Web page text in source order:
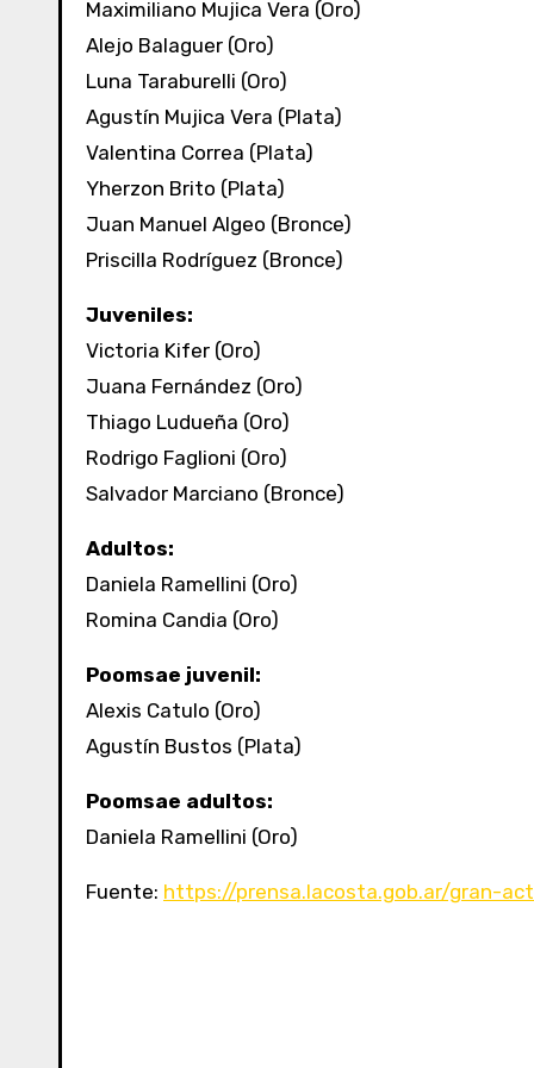
Maximiliano Mujica Vera (Oro)
Alejo Balaguer (Oro)
Luna Taraburelli (Oro)
Agustín Mujica Vera (Plata)
Valentina Correa (Plata)
Yherzon Brito (Plata)
Juan Manuel Algeo (Bronce)
Priscilla Rodríguez (Bronce)
Juveniles:
Victoria Kifer (Oro)
Juana Fernández (Oro)
Thiago Ludueña (Oro)
Rodrigo Faglioni (Oro)
Salvador Marciano (Bronce)
Adultos:
Daniela Ramellini (Oro)
Romina Candia (Oro)
Poomsae juvenil:
Alexis Catulo (Oro)
Agustín Bustos (Plata)
Poomsae adultos:
Daniela Ramellini (Oro)
Fuente: https://prensa.lacosta.gob.ar/gran-